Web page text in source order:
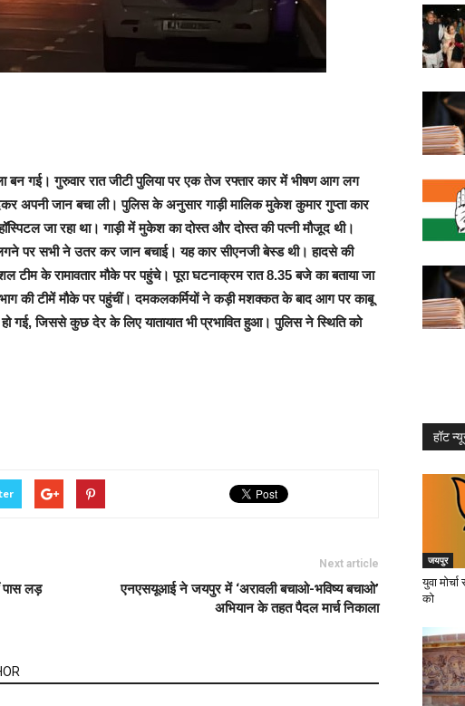
गई। गुरुवार रात जीटी पुलिया पर एक तेज रफ्तार कार में भीषण आग लग
अपनी जान बचा ली। पुलिस के अनुसार गाड़ी मालिक मुकेश कुमार गुप्ता कार
जा रहा था। गाड़ी में मुकेश का दोस्त और दोस्त की पत्नी मौजूद थी।
पर सभी ने उतर कर जान बचाई। यह कार सीएनजी बेस्ड थी। हादसे की
के रामावतार मौके पर पहुंचे। पूरा घटनाक्रम रात 8.35 बजे का बताया जा
की टीमें मौके पर पहुंचीं। दमकलकर्मियों ने कड़ी मशक्कत के बाद आग पर काबू
हो गई, जिससे कुछ देर के लिए यातायात भी प्रभावित हुआ। पुलिस ने स्थिति को
पास लड़
Next article
एनएसयूआई ने जयपुर में ‘अरावली बचाओ-भविष्य बचाओ’
अभियान के तहत पैदल मार्च निकाला
हॉट
जयपुर
युवा
को